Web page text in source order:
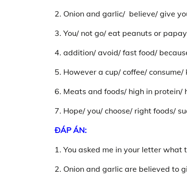
2. Onion and garlic/ believe/ give
3. You/ not go/ eat peanuts or
4. addition/ avoid/ fast food/
5. However a cup/ coffee/
6. Meats and foods/ high in
7. Hope/ you/ choose/ right foods/
ĐÁP ÁN:
1. You asked me in your letter
2. Onion and garlic are believed to